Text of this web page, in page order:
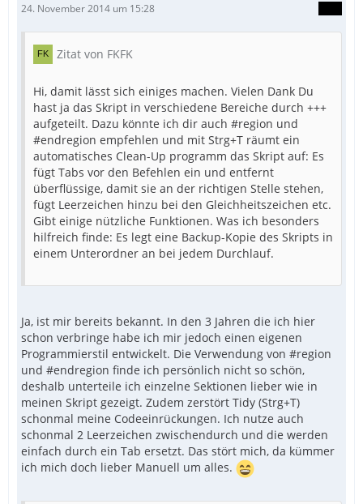
24. November 2014 um 15:28
Zitat von FKFK
Hi, damit lässt sich einiges machen. Vielen Dank Du
hast ja das Skript in verschiedene Bereiche durch +++
aufgeteilt. Dazu könnte ich dir auch #region und
#endregion empfehlen und mit Strg+T räumt ein
automatisches Clean-Up programm das Skript auf: Es
fügt Tabs vor den Befehlen ein und entfernt
überflüssige, damit sie an der richtigen Stelle stehen,
fügt Leerzeichen hinzu bei den Gleichheitszeichen etc.
Gibt einige nützliche Funktionen. Was ich besonders
hilfreich finde: Es legt eine Backup-Kopie des Skripts in
einem Unterordner an bei jedem Durchlauf.
Ja, ist mir bereits bekannt. In den 3 Jahren die ich hier
schon verbringe habe ich mir jedoch einen eigenen
Programmierstil entwickelt. Die Verwendung von #region
und #endregion finde ich persönlich nicht so schön,
deshalb unterteile ich einzelne Sektionen lieber wie in
meinen Skript gezeigt. Zudem zerstört Tidy (Strg+T)
schonmal meine Codeeinrückungen. Ich nutze auch
schonmal 2 Leerzeichen zwischendurch und die werden
einfach durch ein Tab ersetzt. Das stört mich, da kümmer
ich mich doch lieber Manuell um alles.